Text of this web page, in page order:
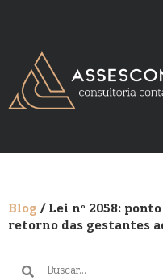
Blog/ Lei nº 2058:
retorno das gestantes